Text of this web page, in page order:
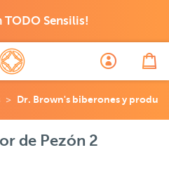
TODO Sensilis!
Dr. Brown's biberones y
de Pezón 2